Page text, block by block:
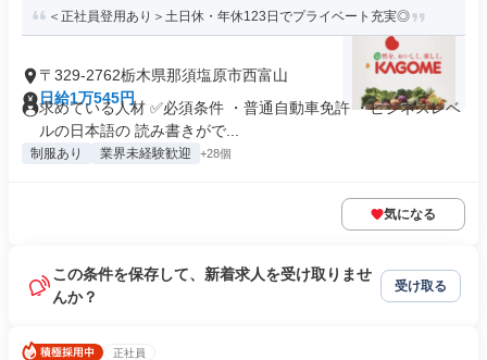
＜正社員登用あり＞土日休・年休123日でプライベート充実◎
〒329-2762栃木県那須塩原市西富山
日給1万545円
求めている人材 ✅必須条件 ・普通自動車免許 ・ビジネスレベ
ルの日本語の 読み書きがで...
制服あり 業界未経験歓迎 +28個
気になる
この条件を保存して、新着求人を受け取りませ
んか？
受け取る
正社員